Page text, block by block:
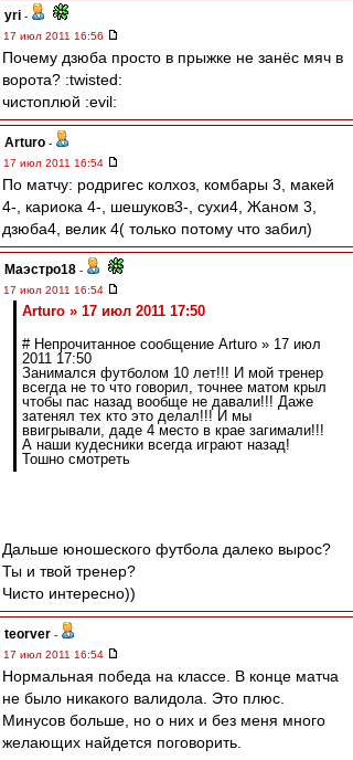
yri -
17 июл 2011 16:56
Почему дзюба просто в прыжке не занёс мяч в
ворота? :twisted:
чистоплюй :evil:
Arturo -
17 июл 2011 16:54
По матчу: родригес колхоз, комбары 3, макей
4-, кариока 4-, шешуков3-, сухи4, Жаном 3,
дзюба4, велик 4( только потому что забил)
Маэстро18 -
17 июл 2011 16:54
Arturo » 17 июл 2011 17:50
# Непрочитанное сообщение Arturo » 17 июл
2011 17:50
Занимался футболом 10 лет!!! И мой тренер
всегда не то что говорил, точнее матом крыл
чтобы пас назад вообще не давали!!! Даже
затенял тех кто это делал!!! И мы
ввигрывали, даде 4 место в крае загимали!!!
А наши кудесники всегда играют назад!
Тошно смотреть
Дальше юношеского футбола далеко вырос?
Ты и твой тренер?
Чисто интересно))
teorver -
17 июл 2011 16:54
Нормальная победа на классе. В конце матча
не было никакого валидола. Это плюс.
Минусов больше, но о них и без меня много
желающих найдется поговорить.